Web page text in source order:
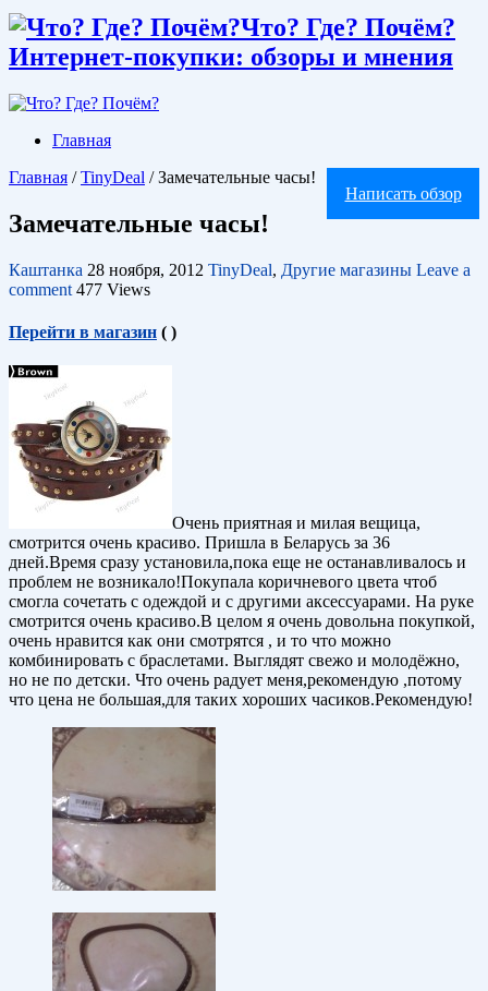
Что? Где? Почём?
Интернет-покупки: обзоры и мнения
Главная
Написать обзор
Главная / TinyDeal / Замечательные часы!
Замечательные часы!
Каштанка 28 ноября, 2012 TinyDeal, Другие магазины Leave a
comment 477 Views
Перейти в магазин ( )
Очень приятная и милая вещица,
смотрится очень красиво. Пришла в Беларусь за 36
дней.Время сразу установила,пока еще не останавливалось и
проблем не возникало!Покупала коричневого цвета чтоб
смогла сочетать с одеждой и с другими аксессуарами. На руке
смотрится очень красиво.В целом я очень довольна покупкой,
очень нравится как они смотрятся , и то что можно
комбинировать с браслетами. Выглядят свежо и молодёжно,
но не по детски. Что очень радует меня,рекомендую ,потому
что цена не большая,для таких хороших часиков.Рекомендую!